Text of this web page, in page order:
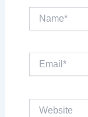
Email*